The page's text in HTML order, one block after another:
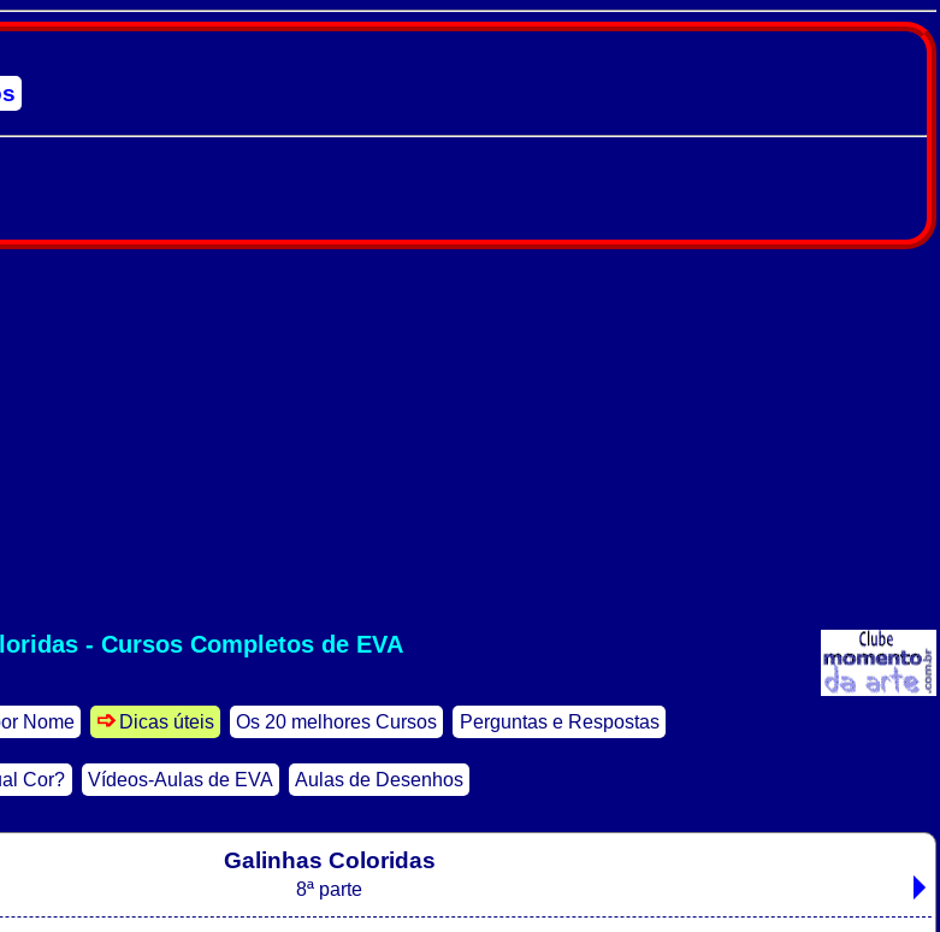
- Cursos Completos de EVA
Nome Dicas úteis Os 20 melhores Cursos Perguntas e Respostas
Cor? Vídeos-Aulas de EVA Aulas de Desenhos
Galinhas Coloridas
8ª parte